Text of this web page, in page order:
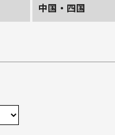
中国・四国